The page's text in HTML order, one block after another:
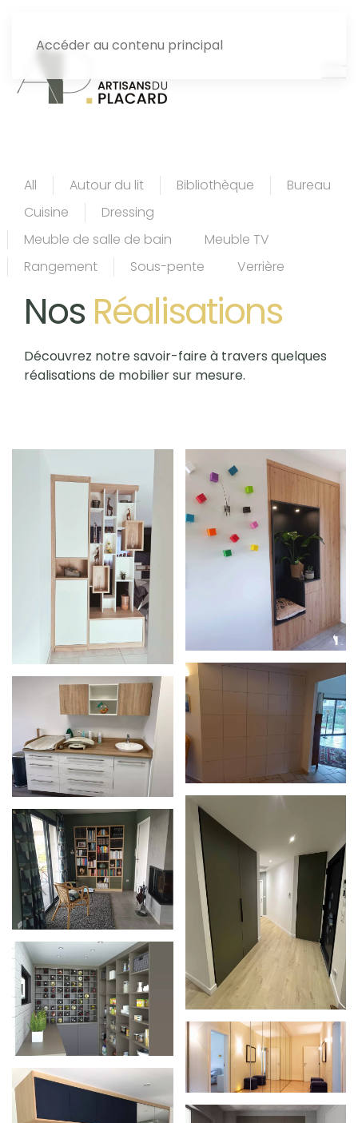
Accéder au contenu principal
All Autour du lit Bibliothèque
Bureau
Cuisine
Dressing
Meuble de salle de bain
Meuble TV
Rangement
Sous-pente Verrière
Nos Réalisations
Découvrez notre savoir-faire à travers quelques
réalisations de mobilier sur mesure.
Zoom Zoom
Zoom
Zoom
Zoom
Zoom
Zoom